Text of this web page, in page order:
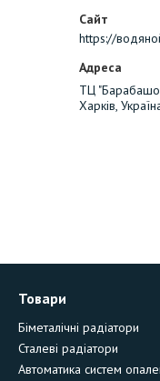
https://
ТЦ
Харків,
Товари
Біметалічні радіатори
Сталеві радіатори
Автоматика систем